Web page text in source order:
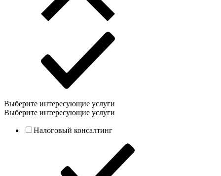
Выберите интересующие услуги
Выберите интересующие услуги
Налоговый консалтинг